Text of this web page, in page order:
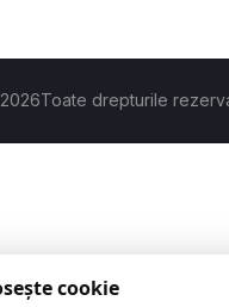
Toate drepturile
cookie